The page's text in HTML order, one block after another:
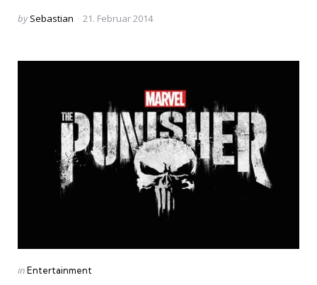
Posted
by Sebastian 21. Februar 2014
Categories
Posted
inEntertainment